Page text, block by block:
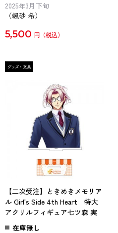
2025年3月下旬
（颯砂 希）
5,500 円
【二次受注】ときめきメモリア
ル Girl's Side 4th Heart 特大
アクリルフィギュア七ツ森 実
在庫無し